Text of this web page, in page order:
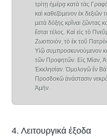
τρίτῃ ἡµέρᾳ κατὰ τὰς
καὶ καθεζόµενον ἐκ
µετὰ δόξης κρῖναι ζῶντας
ἔσται τέλος. Καὶ εἰς τὸ
Ζωοποιόν, τὸ ἐκ τοῦ
Υἱῷ συµπροσκυνούµενον
τῶν Προφητῶν. Εἰς Μίαν,
Ἐκκλησίαν. Ὁµολογῶ ἕν
Προσδοκῶ ἀνάστασιν
Ἀµήν.
4. Λειτουργικά έξοδα